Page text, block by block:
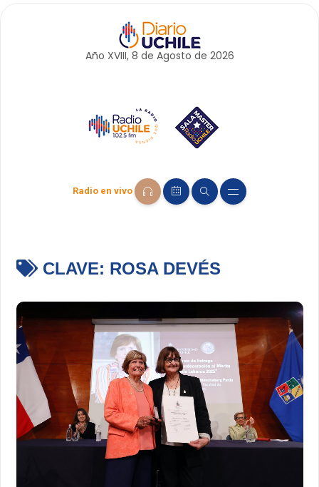
Año XVIII, 8 de Agosto de 2026
Radio en vivo
CLAVE: ROSA DEVÉS